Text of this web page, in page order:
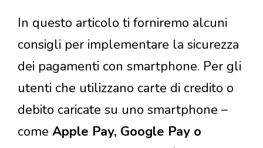
In questo articolo ti forniremo alcuni
consigli per implementare la sicurezza
dei pagamenti con smartphone. Per gli
utenti che utilizzano carte di credito o
debito caricate su uno smartphone –
come Apple Pay, Google Pay o